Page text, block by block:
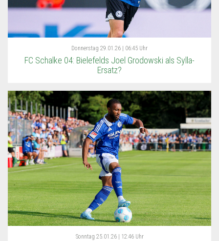
Donnerstag 29.01.26 | 06:45 Uhr
FC Schalke 04: Bielefelds Joel Grodowski als Sylla-
Ersatz?
Sonntag 25.01.26 | 12:46 Uhr